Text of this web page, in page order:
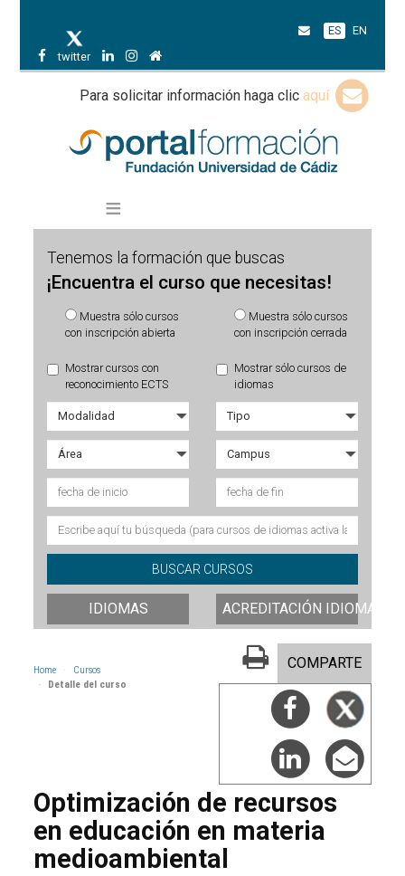
twitter
ES EN
Para solicitar información haga clic aquí
Tenemos la formación que buscas
¡Encuentra el curso que necesitas!
Muestra sólo cursos
con inscripción abierta
Muestra sólo cursos
con inscripción cerrada
Mostrar cursos con
reconocimiento ECTS
Mostrar sólo cursos de
idiomas
IDIOMAS ACREDITACIÓN IDIOMAS
Home
Cursos
Detalle del curso
COMPARTE
Optimización de recursos
en educación en materia
medioambiental